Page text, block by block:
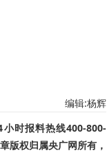
编辑:杨辉
时报料热线400-800-
版权归属央广网所有，